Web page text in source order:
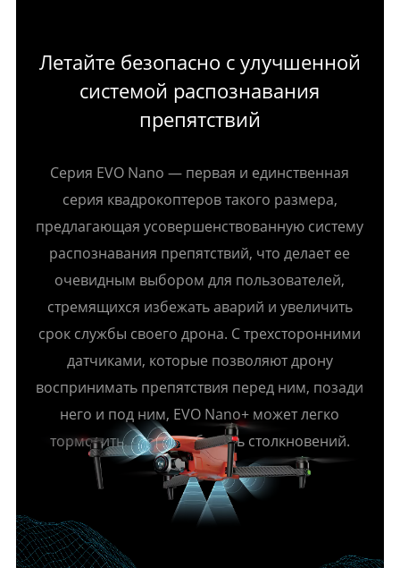
Летайте безопасно с улучшенной
системой распознавания
препятствий
Серия EVO Nano — первая и единственная
серия квадрокоптеров такого размера,
предлагающая усовершенствованную систему
распознавания препятствий, что делает ее
очевидным выбором для пользователей,
стремящихся избежать аварий и увеличить
срок службы своего дрона. С трехсторонними
датчиками, которые позволяют дрону
воспринимать препятствия перед ним, позади
него и под ним, EVO Nano+ может легко
тормозить, чтобы избежать столкновений.